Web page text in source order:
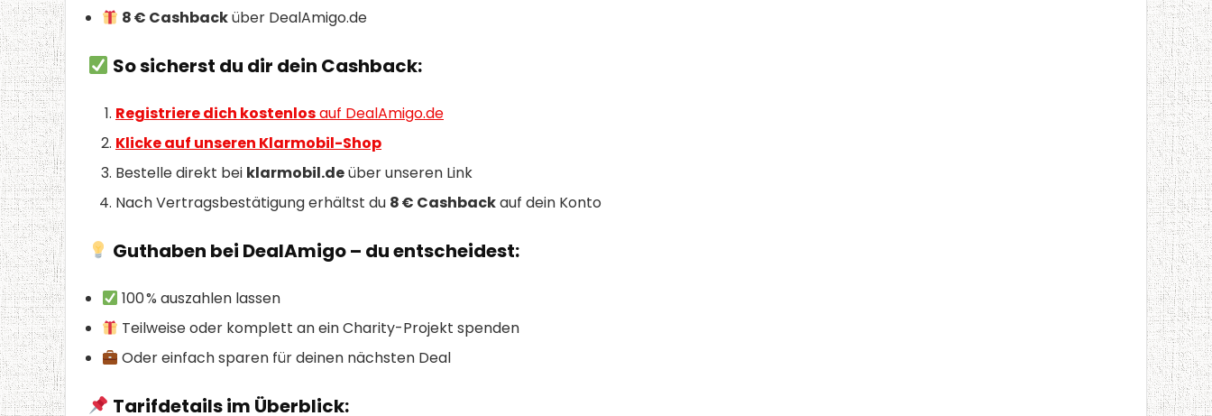
8 € Cashbacküber DealAmigo.de
So sicherst du dir dein Cashback:
Registriere dich kostenlosauf DealAmigo.de
Klicke auf unseren Klarmobil-Shop
Bestelle direkt bei klarmobil.deüber unseren Link
Nach Vertragsbestätigung erhältst du 8 € Cashbackauf dein Konto
Guthaben bei DealAmigo – du entscheidest:
100 % auszahlen lassen
Teilweise oder komplett an ein Charity-Projekt spenden
Oder einfach sparen für deinen nächsten Deal
Tarifdetails im Überblick: